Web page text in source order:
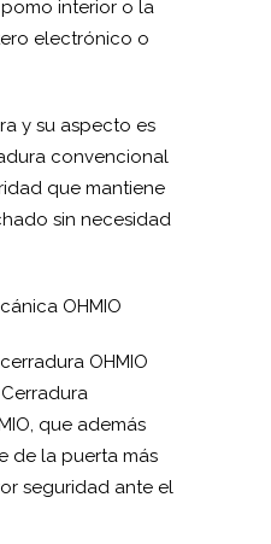
interior o la
electrónico o
y su aspecto es
convencional
que mantiene
sin necesidad
OHMIO
OHMIO
que además
de la puerta más
seguridad ante el